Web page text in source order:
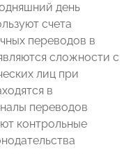
день
счета
переводов в
сложности с
лиц при
в
переводов
контрольные